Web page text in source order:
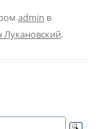
admin в
Лукановский.